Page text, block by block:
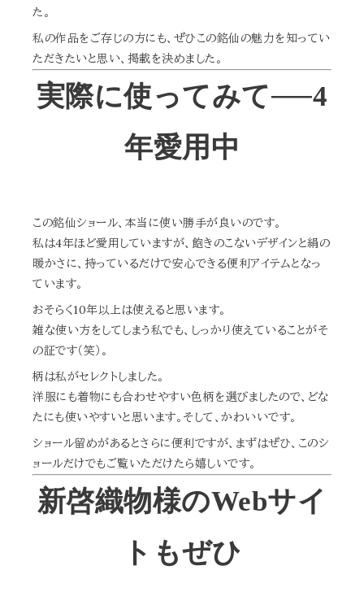
た。
私の作品をご存じの方にも、ぜひこの銘仙の魅力を知ってい
ただきたいと思い、掲載を決めました。
実際に使ってみて──4
年愛用中
この銘仙ショール、本当に使い勝手が良いのです。
私は4年ほど愛用していますが、飽きのこないデザインと絹の
暖かさに、持っているだけで安心できる便利アイテムとなっ
ています。
おそらく10年以上は使えると思います。
雑な使い方をしてしまう私でも、しっかり使えていることがそ
の証です（笑）。
柄は私がセレクトしました。
洋服にも着物にも合わせやすい色柄を選びましたので、どな
たにも使いやすいと思います。そして、かわいいです。
ショール留めがあるとさらに便利ですが、まずはぜひ、このシ
ョールだけでもご覧いただけたら嬉しいです。
新啓織物様のWebサイ
トもぜひ